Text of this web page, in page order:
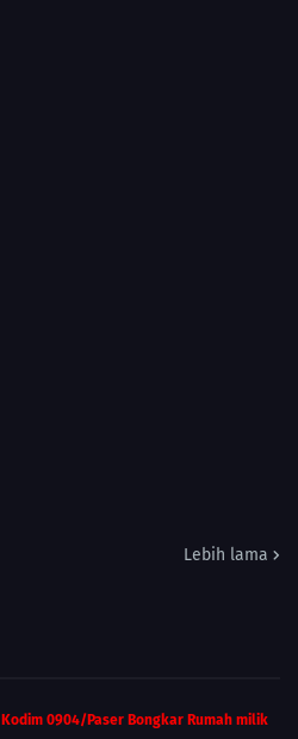
Lebih lama
Kodim 0904/Paser Bongkar Rumah milik